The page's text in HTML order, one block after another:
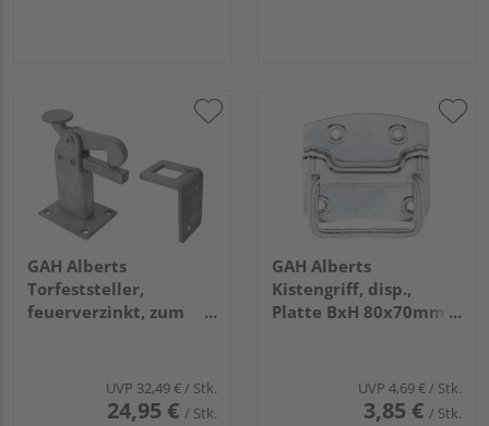
GAH Alberts
Torfeststeller,
feuerverzinkt, zum
65x50mmUVP 32,49 €/ Stk.
24,95 € / Stk.
GAH Alberts
Kistengriff, disp.,
Platte BxH 80x70mm,
UVP 4,69 €/ Stk.
3,85 € / Stk.